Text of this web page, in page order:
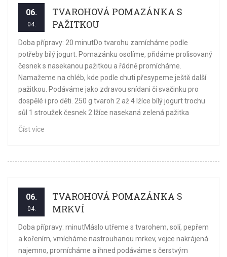
06.
04.
TVAROHOVÁ POMAZÁNKA S
PAŽITKOU
Doba přípravy: 20 minutDo tvarohu zamícháme podle
potřeby bílý jogurt. Pomazánku osolíme, přidáme prolisovaný
česnek s nasekanou pažitkou a řádně promícháme.
Namažeme na chléb, kde podle chuti přesypeme ještě další
pažitkou. Podáváme jako zdravou snídani či svačinku pro
dospělé i pro děti. 250 g tvaroh 2 až 4 lžíce bílý jogurt trochu
sůl 1 stroužek česnek 2 lžíce nasekaná zelená pažitka
Číst více
06.
04.
TVAROHOVÁ POMAZÁNKA S
MRKVÍ
Doba přípravy: minutMáslo utřeme s tvarohem, solí, pepřem
a kořením, vmícháme nastrouhanou mrkev, vejce nakrájená
najemno, promícháme a ihned podáváme s čerstvým